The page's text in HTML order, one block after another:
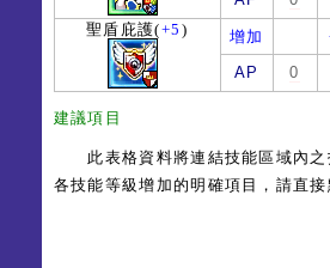
聖盾庇護(+5 ) 增加
AP
0
建議項目
此表格資料將連結技能區域內之
各技能等級增加的明確項目，請直